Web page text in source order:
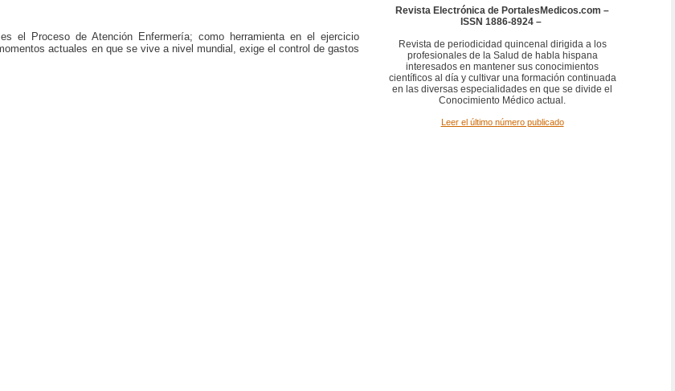
el Proceso de Atención Enfermería; como herramienta en el ejercicio
actuales en que se vive a nivel mundial, exige el control de gastos
Revista Electrónica de PortalesMedicos.com –
ISSN 1886-8924 –
Revista de periodicidad quincenal dirigida a los
profesionales de la Salud de habla hispana
interesados en mantener sus conocimientos
científicos al día y cultivar una formación continuada
en las diversas especialidades en que se divide el
Conocimiento Médico actual.
Leer el último número publicado